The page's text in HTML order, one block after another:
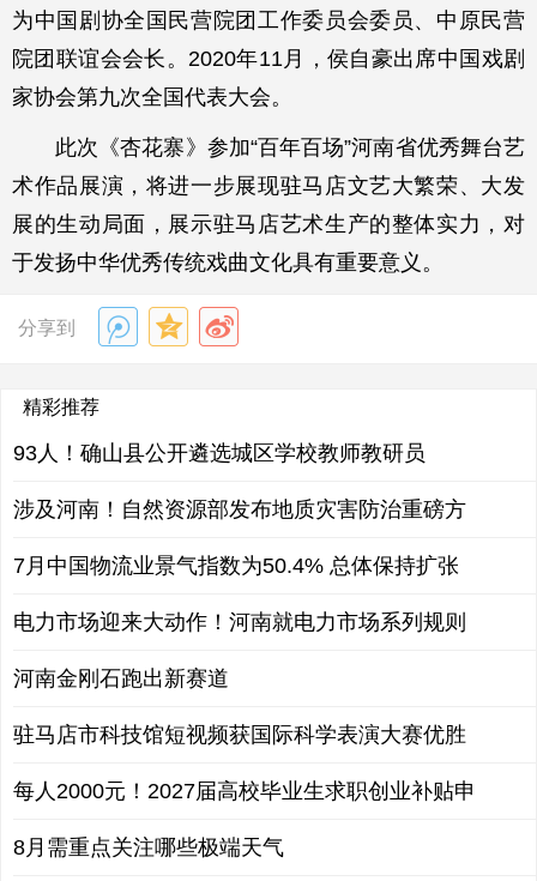
为中国剧协全国民营院团工作委员会委员、中原民营
院团联谊会会长。2020年11月，侯自豪出席中国戏剧
家协会第九次全国代表大会。
此次《杏花寨》参加“百年百场”河南省优秀舞台艺
术作品展演，将进一步展现驻马店文艺大繁荣、大发
展的生动局面，展示驻马店艺术生产的整体实力，对
于发扬中华优秀传统戏曲文化具有重要意义。
分享到
精彩推荐
93人！确山县公开遴选城区学校教师教研员
涉及河南！自然资源部发布地质灾害防治重磅方
7月中国物流业景气指数为50.4% 总体保持扩张
电力市场迎来大动作！河南就电力市场系列规则
河南金刚石跑出新赛道
驻马店市科技馆短视频获国际科学表演大赛优胜
每人2000元！2027届高校毕业生求职创业补贴申
8月需重点关注哪些极端天气